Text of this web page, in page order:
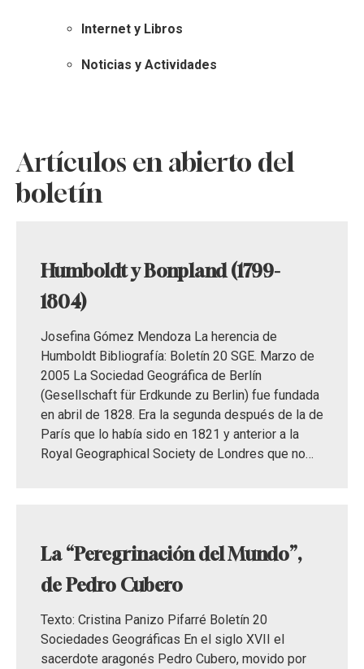
Internet y Libros
Noticias y Actividades
Artículos en abierto del
boletín
Humboldt y Bonpland (1799-
1804)
Josefina Gómez Mendoza La herencia de
Humboldt Bibliografía: Boletín 20 SGE. Marzo de
2005 La Sociedad Geográfica de Berlín
(Gesellschaft für Erdkunde zu Berlin) fue fundada
en abril de 1828. Era la segunda después de la de
París que lo había sido en 1821 y anterior a la
Royal Geographical Society de Londres que no…
La “Peregrinación del Mundo”,
de Pedro Cubero
Texto: Cristina Panizo Pifarré Boletín 20
Sociedades Geográficas En el siglo XVII el
sacerdote aragonés Pedro Cubero, movido por